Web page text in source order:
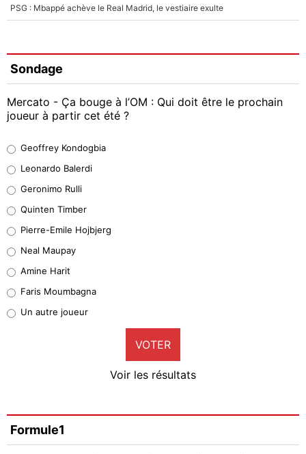
PSG : Mbappé achève le Real Madrid, le vestiaire exulte
Sondage
Mercato - Ça bouge à l’OM : Qui doit être le prochain
joueur à partir cet été ?
38%
32%
5%
1%
9%
Faris Moumbagna
5%
Geoffrey Kondogbia
Leonardo Balerdi
Geronimo Rulli
Quinten Timber
Pierre-Emile Hojbjerg
Neal Maupay
Amine Harit
Faris Moumbagna
Un autre joueur
VOTER
Voir les résultats
Formule1